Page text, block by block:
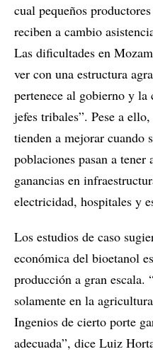
cual pequeños
reciben a cambio
Las dificultades en
ver con una estructura
pertenece al gobierno y la
jefes tribales”. Pese a
tienden a mejorar cuando
poblaciones pasan a tener
ganancias en
electricidad, hospitales y
Los estudios de caso
económica del bioetanol
producción a gran escala.
solamente en la
Ingenios de cierto porte
adecuada”, dice Luiz